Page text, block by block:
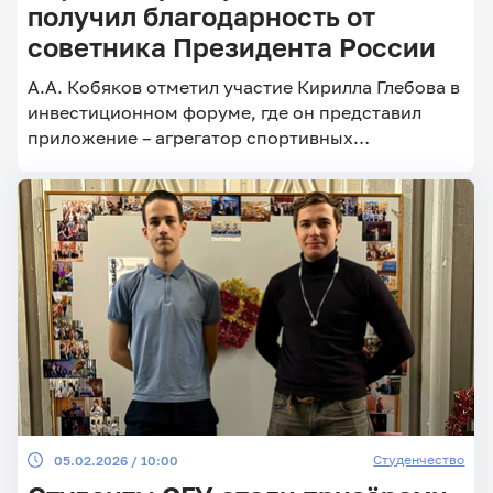
Главные
получил благодарность от
советника Президента России
А.А. Кобяков отметил участие Кирилла Глебова в
инвестиционном форуме, где он представил
приложение – агрегатор спортивных
05.02.2026 / 10:00 Студенчество